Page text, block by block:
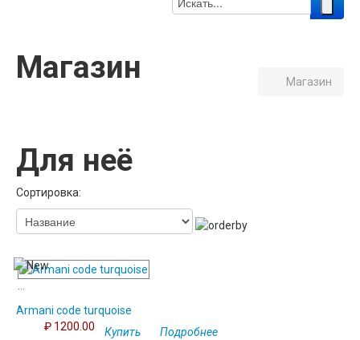
Магазин Магазин
Для неё
Сортировка:
...
Armani code turquoise
₽ 1200.00
Купить Подробнее